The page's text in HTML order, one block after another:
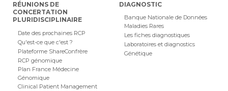
RÉUNIONS DE
CONCERTATION
PLURIDISCIPLINAIRE
Date des prochaines RCP
Qu'est-ce que c'est ?
Plateforme ShareConfrère
RCP génomique
Plan France Médecine
Génomique
Clinical Patient Management
DIAGNOSTIC
Banque Nationale de Données
Maladies Rares
Les fiches diagnostiques
Laboratoires et diagnostics
Génétique